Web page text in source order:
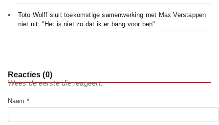
Toto Wolff sluit toekomstige samenwerking met Max Verstappen
niet uit: "Het is niet zo dat ik er bang voor ben"
Reacties (0)
Wees de eerste die reageert.
Naam *